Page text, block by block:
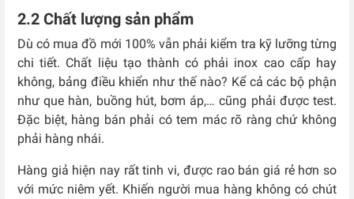
2.2 Chất lượng sản phẩm
Dù có mua đồ mới 100% vẫn phải kiểm tra kỹ lưỡng từng
chi tiết. Chất liệu tạo thành có phải inox cao cấp hay
không, bảng điều khiển như thế nào? Kể cả các bộ phận
như que hàn, buồng hút, bơm áp,… cũng phải được test.
Đặc biệt, hàng bán phải có tem mác rõ ràng chứ không
phải hàng nhái.
Hàng giả hiện nay rất tinh vi, được rao bán giá rẻ hơn so
với mức niêm yết. Khiến người mua hàng không có chút